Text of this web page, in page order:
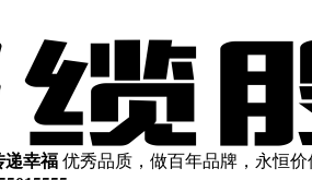
幸福 优秀品质，做百年品牌，永恒价